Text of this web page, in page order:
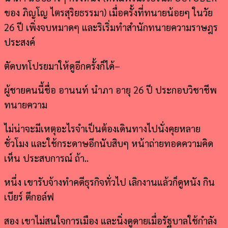
ของ ภิญโญ ไตรสุริยธรรมา) เมื่อครั้งที่ทนายน้อยๆ ในวัย
26 ปี เพิ่งจบหมาดๆ และริเริ่มทำสำนักทนายความราษฎร
ประสงค์
ตัดบทโปรยมาให้ดูอีกครั้งก็ได้–
ผู้ชายคนนี้ชื่อ อานนท์ นำภา อายุ 26 ปี ประกอบวิชาชีพ
ทนายความ
ไม่น่าจะมีเหตุอะไรจำเป็นต้องเดินทางไปนั่งคุยหลาย
ชั่วโมง และใช้กระดาษอีกนับสิบๆ หน้าถ่ายทอดความคิด
เห็น ประสบการณ์ ถ้า..
หนึ่ง เขารับจ้างทำคดีธุรกิจทั่วไป เลิกงานแล้วก็ดูหนัง กิน
เบียร์ ตีกอล์ฟ
สอง เขาไม่สนใจการเมือง และนิ่งดูดายเมื่อรัฐบาลใช้กำลัง